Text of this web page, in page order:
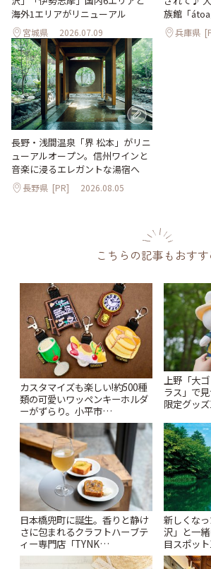
海外1エリアがリニューアル
宮城県 2026.07.09
族館「
兵庫県
長野・浅間温泉「界 松本」がリニ
ューアルオープン。信州ワインと
音楽に浸るエレガントな湯宿へ
長野県 [PR] 2026.08.05
こちらの記事もおすす
カスタマイズも楽しい!約500種
類の可愛いワッペンキーホルダ
ーがずらり。小平市
「Kimamaya T&K」 | ことりっ
ぷ
上野「大
ラス」で
限定グッ
日本橋兜町に誕生。香りと静け
さに包まれるクラフトハーブテ
ィー専門店「TYNK
Kabutocho」 | ことりっぷ
新しくな
沢」と一
目スポッ
ー開催中